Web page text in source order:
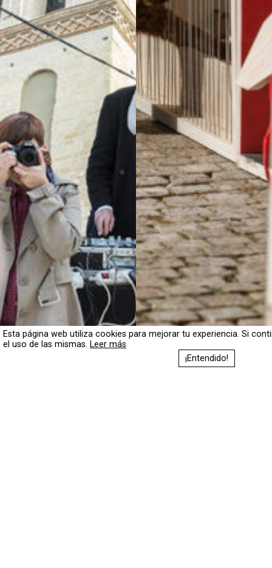
Esta página web utiliza cookies para mejorar tu experiencia. Si
el uso de las mismas. Leer más
¡Entendido!